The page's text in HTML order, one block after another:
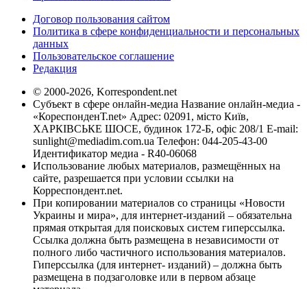
Договор пользования сайтом
Политика в сфере конфиденциальности и персональных
данных
Пользовательское соглашение
Редакция
© 2000-2026, Korrespondent.net
Субъект в сфере онлайн-медиа Название онлайн-медиа -
«КореспонденТ.net» Адрес: 02091, місто Київ,
ХАРКІВСЬКЕ ШОСЕ, будинок 172-Б, офіс 208/1 E-mail:
sunlight@mediadim.com.ua Телефон: 044-205-43-00
Идентификатор медиа - R40-06068
Использование любых материалов, размещённых на
сайте, разрешается при условии ссылки на
Корреспондент.net.
При копировании материалов со страницы «Новости
Украины и мира», для интернет-изданий – обязательна
прямая открытая для поисковых систем гиперссылка.
Ссылка должна быть размещена в независимости от
полного либо частичного использования материалов.
Гиперссылка (для интернет- изданий) – должна быть
размещена в подзаголовке или в первом абзаце